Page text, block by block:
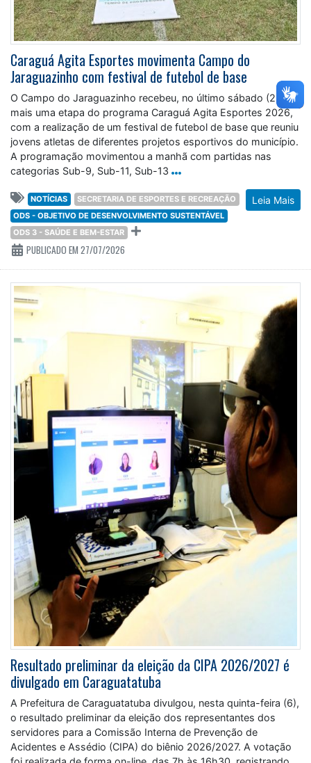
Caraguá Agita Esportes movimenta Campo do
Jaraguazinho com festival de futebol de base
O Campo do Jaraguazinho recebeu, no último sábado (25),
mais uma etapa do programa Caraguá Agita Esportes 2026,
com a realização de um festival de futebol de base que reuniu
jovens atletas de diferentes projetos esportivos do município.
A programação movimentou a manhã com partidas nas
categorias Sub-9, Sub-11, Sub-13
Leia Mais
NOTÍCIAS
SECRETARIA DE ESPORTES E RECREAÇÃO
ODS - OBJETIVO DE DESENVOLVIMENTO SUSTENTÁVEL
ODS 3 - SAÚDE E BEM-ESTAR
PUBLICADO EM 27/07/2026
Resultado preliminar da eleição da CIPA 2026/2027 é
divulgado em Caraguatatuba
A Prefeitura de Caraguatatuba divulgou, nesta quinta-feira (6),
o resultado preliminar da eleição dos representantes dos
servidores para a Comissão Interna de Prevenção de
Acidentes e Assédio (CIPA) do biênio 2026/2027. A votação